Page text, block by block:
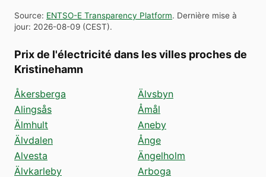
Source: ENTSO-E Transparency Platform. Dernière mise à
jour: 2026-08-09 (CEST).
Prix de l'électricité dans les villes proches de
Kristinehamn
Åkersberga
Alingsås
Älmhult
Älvdalen
Alvesta
Älvkarleby
Älvsbyn
Åmål
Aneby
Ånge
Ängelholm
Arboga